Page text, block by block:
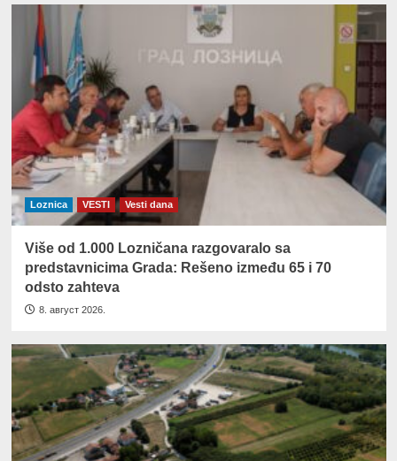
Loznica VESTI Vesti dana
Više od 1.000 Lozničana razgovaralo sa
predstavnicima Grada: Rešeno između 65 i 70
odsto zahteva
8. август 2026.